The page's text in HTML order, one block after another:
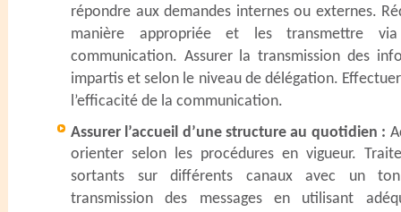
répondre aux demandes internes ou externes.
manière appropriée et les transmettre
communication. Assurer la transmission des
impartis et selon le niveau de délégation.
l’efficacité de la communication.
Assurer l’accueil d’une structure au quotidien :
orienter selon les procédures en vigueur.
sortants sur différents canaux avec un
transmission des messages en utilisant